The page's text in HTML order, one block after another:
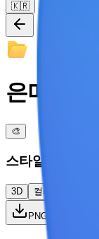
🇰🇷
은메달
🎨
스타일
3D 컬러
PNG 다운로드